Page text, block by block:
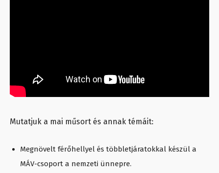
Mutatjuk a mai műsort és annak témáit:
Megnövelt férőhellyel és többletjáratokkal készül a
MÁV-csoport a nemzeti ünnepre.